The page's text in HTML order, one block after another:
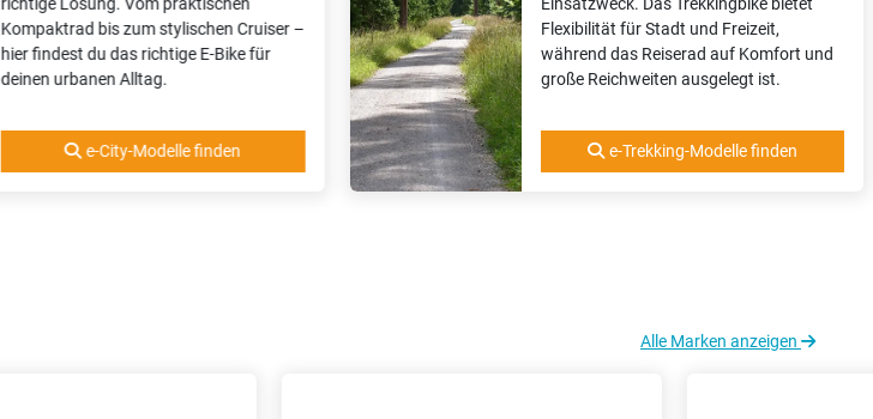
Kompaktrad bis zum stylischen Cruiser –
hier findest du das richtige E-Bike für
deinen urbanen Alltag.
e-City-Modelle finden
Flexibilität für Stadt und Freizeit,
während das Reiserad auf Komfort und
große Reichweiten ausgelegt ist.
e-Trekking-Modelle finden